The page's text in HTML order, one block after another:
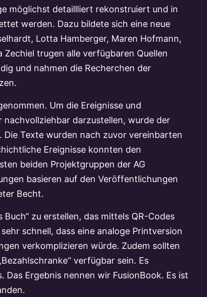
möglichst detaillliert rekonstruiert und in
werden. Dazu bildete sich eine neue
Lotta Hamberger, Maren Hofmann,
trugen alle verfügbaren Quellen
und nahmen die Recherchen der
Um die Ereignisse und
nachvollziehbar darzustellen, wurde der
Texte wurden nach zuvor vereinbarten
Ereignisse konnten den
beiden Projektgruppen der AG
basieren auf den Veröffentlichungen
Becht.
zu erstellen, das mittels QR-Codes
schnell, dass eine analoge Printversion
verkomplizieren würde. Zudem sollten
verfügbar sein. Es
Ergebnis nennen wir FusionBook. Es ist